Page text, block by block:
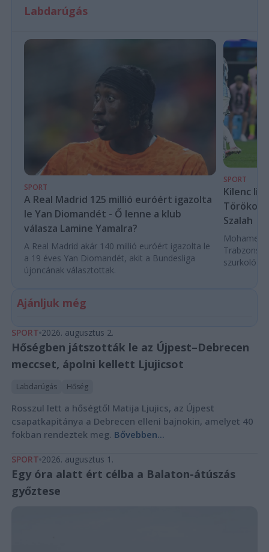
Labdarúgás
SPORT
A Real Madrid 125 millió euróért igazolta
le Yan Diomandét - Ő lenne a klub
válasza Lamine Yamalra?
A Real Madrid akár 140 millió euróért igazolta le
a 19 éves Yan Diomandét, akit a Bundesliga
újoncának választottak.
SPORT
Kilenc
Szalah
Mohamed
szurkoló
Ajánljuk még
SPORT 2026. augusztus 2.
Hőségben játszották le az Újpest–Debrecen
meccset, ápolni kellett Ljujicsot
Labdarúgás Hőség
Rosszul lett a hőségtől Matija Ljujics, az Újpest
csapatkapitánya a Debrecen elleni bajnokin, amelyet 40
fokban rendeztek meg. Bővebben...
SPORT 2026. augusztus 1.
Egy óra alatt ért célba a Balaton-átúszás
győztese